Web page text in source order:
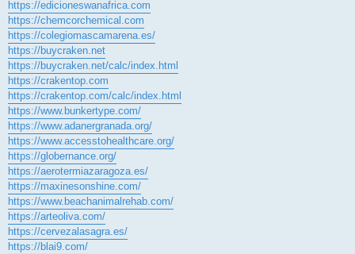
https://edicioneswanafrica.com
https://chemcorchemical.com
https://colegiomascamarena.es/
https://buycraken.net
https://buycraken.net/calc/index.html
https://crakentop.com
https://crakentop.com/calc/index.html
https://www.bunkertype.com/
https://www.adanergranada.org/
https://www.accesstohealthcare.org/
https://globernance.org/
https://aerotermiazaragoza.es/
https://maxinesonshine.com/
https://www.beachanimalrehab.com/
https://arteoliva.com/
https://cervezalasagra.es/
https://blai9.com/